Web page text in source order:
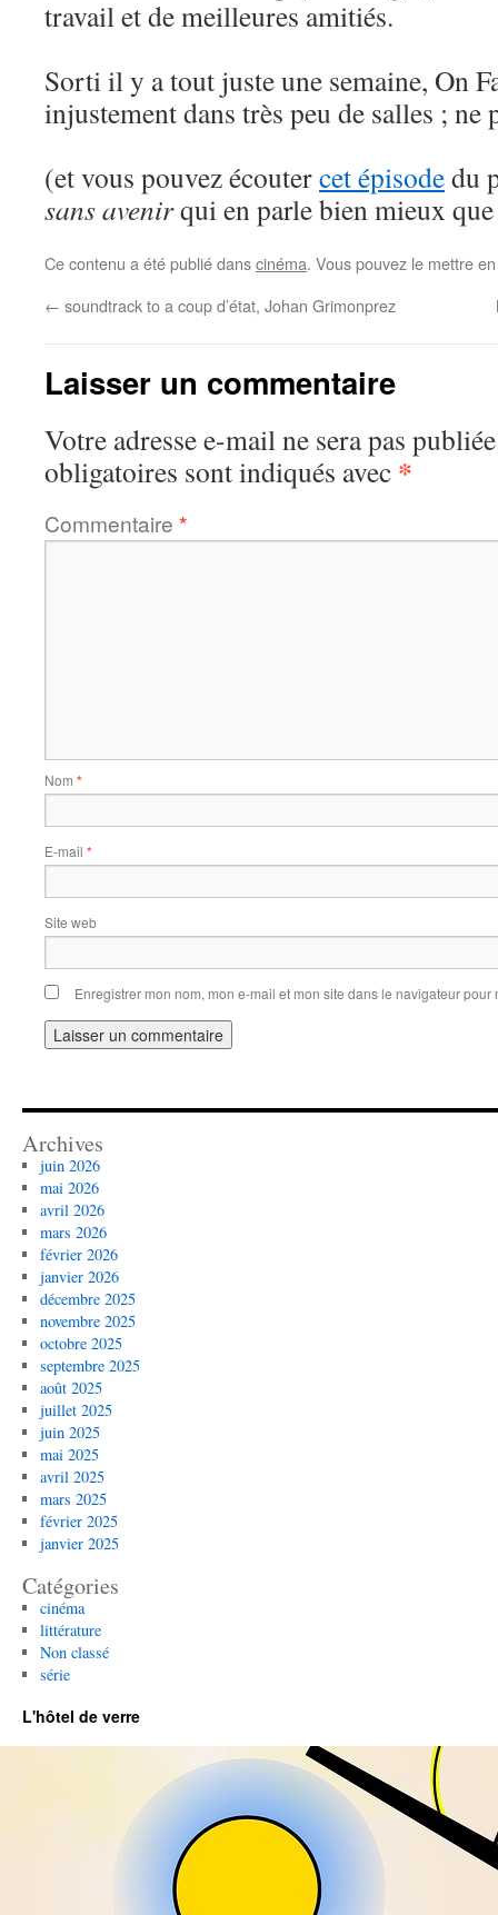
travail et de meilleures amitiés.
Sorti il y a tout juste une semaine, On
injustement dans très peu de salles ; ne
(et vous pouvez écoutercet épisodedu
sans avenirqui en parle bien mieux
Ce contenu a été publié danscinéma. Vous pouvez le mettre
← soundtrack to a coup d’état, Johan Grimonprez
Laisser un commentaire
Votre adresse e-mail ne sera pas
obligatoires sont indiqués avec *
Commentaire *
Nom *
E-mail *
Site web
Enregistrer mon nom, mon e-mail et mon site dans le navigateur
Archives
juin 2026
mai 2026
avril 2026
mars 2026
février 2026
janvier 2026
décembre 2025
novembre 2025
octobre 2025
septembre 2025
août 2025
juillet 2025
juin 2025
mai 2025
avril 2025
mars 2025
février 2025
janvier 2025
Catégories
cinéma
littérature
Non classé
série
L'hôtel de verre